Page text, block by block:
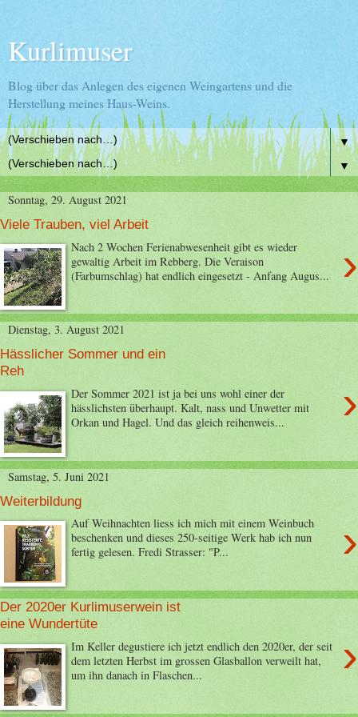
Kurlimuser
Blog über das Anlegen des eigenen Weingartens und die
Herstellung meines Haus-Weins.
▼
▼
Sonntag, 29. August 2021
Viele Trauben, viel Arbeit
›
Nach 2 Wochen Ferienabwesenheit gibt es wieder
gewaltig Arbeit im Rebberg. Die Veraison
(Farbumschlag) hat endlich eingesetzt - Anfang Augus...
Dienstag, 3. August 2021
Hässlicher Sommer und ein
Reh
›
Der Sommer 2021 ist ja bei uns wohl einer der
hässlichsten überhaupt. Kalt, nass und Unwetter mit
Orkan und Hagel. Und das gleich reihenweis...
Samstag, 5. Juni 2021
Weiterbildung
›
Auf Weihnachten liess ich mich mit einem Weinbuch
beschenken und dieses 250-seitige Werk hab ich nun
fertig gelesen. Fredi Strasser: "P...
Der 2020er Kurlimuserwein ist
eine Wundertüte
›
Im Keller degustiere ich jetzt endlich den 2020er, der seit
dem letzten Herbst im grossen Glasballon verweilt hat,
um ihn danach in Flaschen...